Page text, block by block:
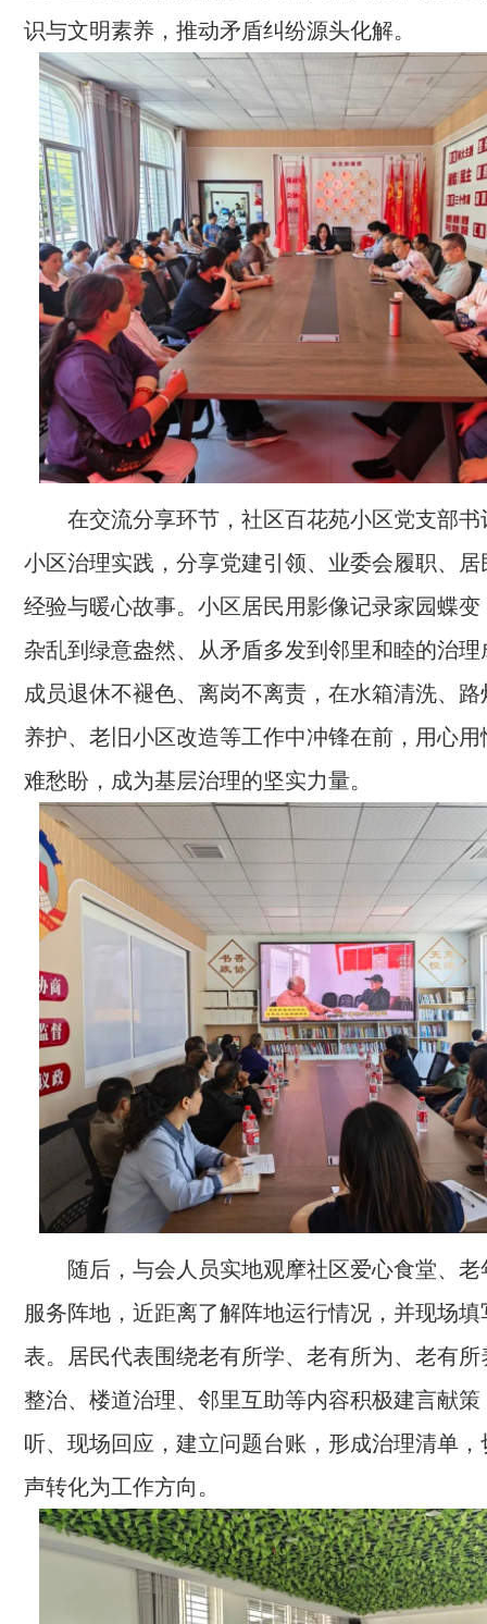
识与文明素养，推动矛盾纠纷源头化解。
在交流分享环节，社区百花苑小区党支部
小区治理实践，分享党建引领、业委会履职、
经验与暖心故事。小区居民用影像记录家园蝶
杂乱到绿意盎然、从矛盾多发到邻里和睦的治
成员退休不褪色、离岗不离责，在水箱清洗、
养护、老旧小区改造等工作中冲锋在前，用心
难愁盼，成为基层治理的坚实力量。
随后，与会人员实地观摩社区爱心食堂、
服务阵地，近距离了解阵地运行情况，并现场
表。居民代表围绕老有所学、老有所为、老有
整治、楼道治理、邻里互助等内容积极建言献
听、现场回应，建立问题台账，形成治理清单
声转化为工作方向。